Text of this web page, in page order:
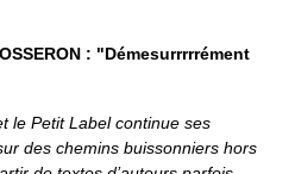
: "Démesurrrrrément
le Petit Label continue ses
des chemins buissonniers hors